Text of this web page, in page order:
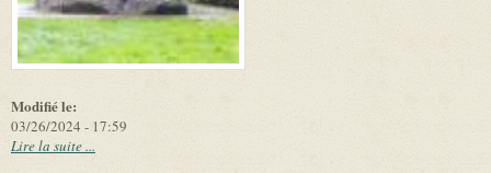
Modifié le:
03/26/2024 - 17:59
Lire la suite ...